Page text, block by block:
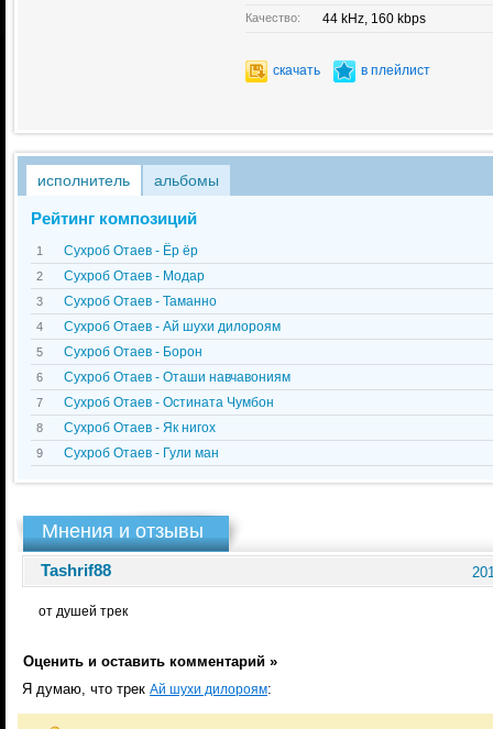
Качество: 44 kHz, 160 kbps
скачать в плейлист
исполнитель альбомы
Рейтинг композиций
1 Сухроб Отаев - Ёр ёр
2 Сухроб Отаев - Модар
3 Сухроб Отаев - Таманно
4 Сухроб Отаев - Ай шухи дилороям
5 Сухроб Отаев - Борон
6 Сухроб Отаев - Оташи навчавониям
7 Сухроб Отаев - Остината Чумбон
8 Сухроб Отаев - Як нигох
9 Сухроб Отаев - Гули ман
Мнения и отзывы
Tashrif88
от душей трек
Оценить и оставить комментарий »
Я думаю, что трек Ай шухи дилороям: